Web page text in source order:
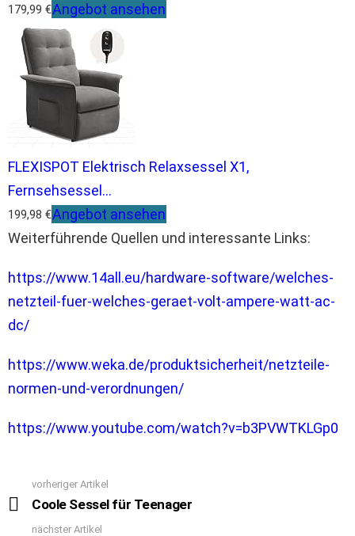
179,99 €Angebot ansehen
FLEXISPOT Elektrisch Relaxsessel X1,
Fernsehsessel...
199,98 €Angebot ansehen
Weiterführende Quellen und interessante Links:
https://www.14all.eu/hardware-software/welches-
netzteil-fuer-welches-geraet-volt-ampere-watt-ac-
dc/
https://www.weka.de/produktsicherheit/netzteile-
normen-und-verordnungen/
https://www.youtube.com/watch?v=b3PVWTKLGp0
more
vorheriger Artikel
Coole Sessel für Teenager
nächster Artikel